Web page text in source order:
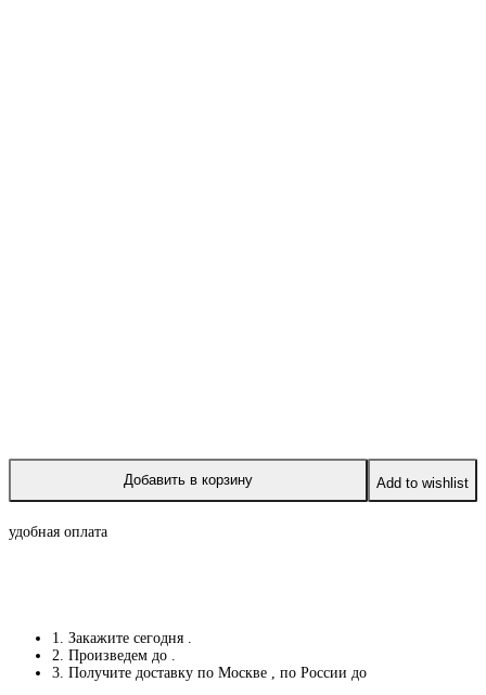
Добавить в корзину Add to wishlist
удобная оплата
1. Закажите сегодня
2. Произведем до
3. Получите доставку по Москве
, по России до